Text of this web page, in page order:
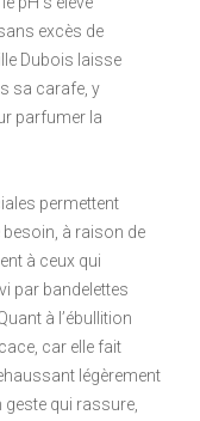
excès de
Dubois laisse
sa carafe, y
parfumer la
permettent
besoin, à raison de
à ceux qui
par bandelettes
à l’ébullition
car elle fait
légèrement
geste qui rassure,